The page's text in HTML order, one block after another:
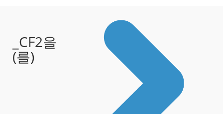
_CF2을
(를)